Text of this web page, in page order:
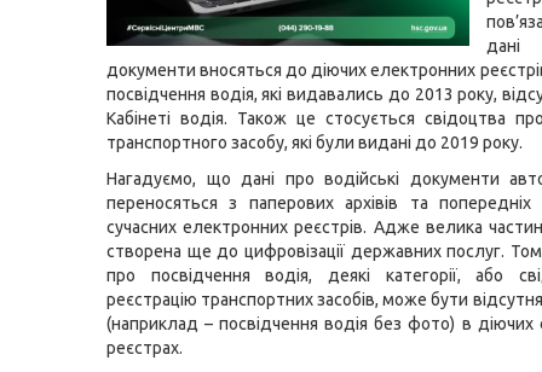
документи вносяться до діючих електронних
посвідчення водія, які видавались до 2013 року,
Кабінеті водія. Також це стосується свідоцтва
транспортного засобу, які були видані до 2019 року.
Нагадуємо, що дані про водійські документи
переносяться з паперових архівів та попередніх
сучасних електронних реєстрів. Адже велика
створена ще до цифровізації державних послуг.
про посвідчення водія, деякі категорії, або
реєстрацію транспортних засобів, може бути
(наприклад – посвідчення водія без фото) в діючих
реєстрах.